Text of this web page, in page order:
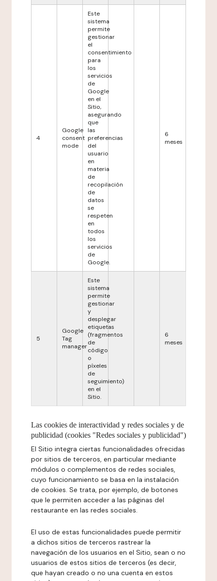
4
Google
consent
mode
Este
sistema
permite
gestionar
el
consentimiento
para
los
servicios
de
Google
en el
Sitio,
asegurando
que
las
preferencias
del
usuario
en
materia
de
recopilación
de
datos
se
respeten
en
todos
los
servicios
de
Google.
6
meses
5
Google
Tag
manager
Este
sistema
permite
gestionar
y
desplegar
etiquetas
(fragmentos
de
código
o
píxeles
de
seguimiento)
en el
Sitio.
6
meses
Las cookies de interactividad y redes sociales y de
publicidad (cookies "Redes sociales y publicidad")
El Sitio integra ciertas funcionalidades ofrecidas
por sitios de terceros, en particular mediante
módulos o complementos de redes sociales,
cuyo funcionamiento se basa en la instalación
de cookies. Se trata, por ejemplo, de botones
que le permiten acceder a las páginas del
restaurante en las redes sociales.
El uso de estas funcionalidades puede permitir
a dichos sitios de terceros rastrear la
navegación de los usuarios en el Sitio, sean o no
usuarios de estos sitios de terceros (es decir,
que hayan creado o no una cuenta en estos